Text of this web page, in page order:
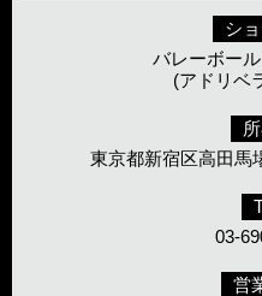
シ
バレーボー
(アドリベ
東京都新宿区高田馬
03-
営